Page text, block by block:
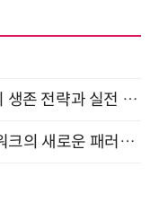
AI × Design : UX디자이너의 5가지 생존 전략과 실전 대응 8월 28일 개최
“AI와 함께 일하는 시대 ” - 스마트 워크의 새로운 패러다임 (9/11)